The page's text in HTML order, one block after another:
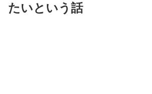
たいという話